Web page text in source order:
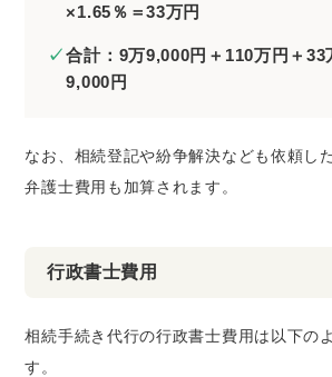
×1.65％＝33万円
合計：9万9,000円＋110万円＋33
9,000円
なお、相続登記や紛争解決なども依頼し
弁護士費用も加算されます。
行政書士費用
相続手続き代行の行政書士費用は以下の
す。